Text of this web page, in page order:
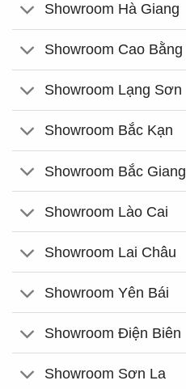
Showroom Hà Giang
Showroom Cao Bằng
Showroom Lạng Sơn
Showroom Bắc Kạn
Showroom Bắc Giang
Showroom Lào Cai
Showroom Lai Châu
Showroom Yên Bái
Showroom Điện Biên
Showroom Sơn La